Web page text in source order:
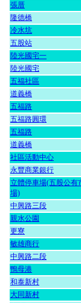
張厝
隆德橋
冷水坑
五股站
陸光國宅一
陸光國宅
五福社區
道義橋
五福路
五福路圓環
五福路
道義橋
社區活動中心
永豐商業銀行
立體停車場(五股公有
場)
中興路三段
親水公園
更寮
敏雄商行
中興路二段
鴨母港
和泰新村
大同新村